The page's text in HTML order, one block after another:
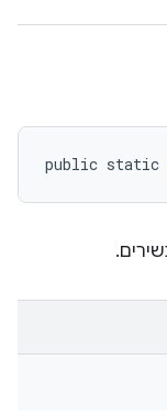
public static